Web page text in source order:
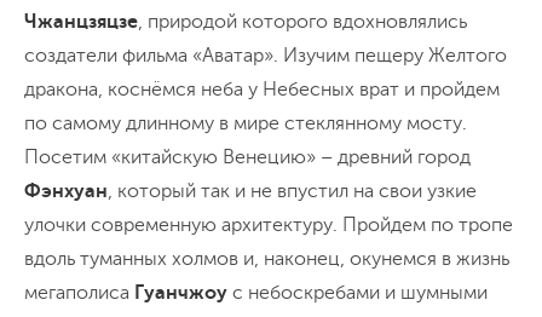
Чжанцзяцзе, природой которого вдохновлялись
создатели фильма «Аватар». Изучим пещеру Желтого
дракона, коснёмся неба у Небесных врат и пройдем
по самому длинному в мире стеклянному мосту.
Посетим «китайскую Венецию» – древний город
Фэнхуан, который так и не впустил на свои узкие
улочки современную архитектуру. Пройдем по тропе
вдоль туманных холмов и, наконец, окунемся в жизнь
мегаполиса Гуанчжоу с небоскребами и шумными